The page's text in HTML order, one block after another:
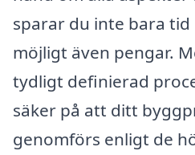
sparar du inte bara
möjligt även pengar.
tydligt definierad
säker på att ditt
genomförs enligt de